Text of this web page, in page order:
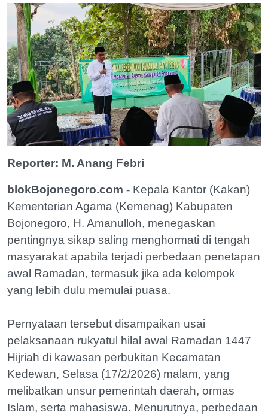
Reporter: M. Anang Febri
blokBojonegoro.com - Kepala Kantor (Kakan)
Kementerian Agama (Kemenag) Kabupaten
Bojonegoro, H. Amanulloh, menegaskan
pentingnya sikap saling menghormati di tengah
masyarakat apabila terjadi perbedaan penetapan
awal Ramadan, termasuk jika ada kelompok
yang lebih dulu memulai puasa.
Pernyataan tersebut disampaikan usai
pelaksanaan rukyatul hilal awal Ramadan 1447
Hijriah di kawasan perbukitan Kecamatan
Kedewan, Selasa (17/2/2026) malam, yang
melibatkan unsur pemerintah daerah, ormas
Islam, serta mahasiswa. Menurutnya, perbedaan